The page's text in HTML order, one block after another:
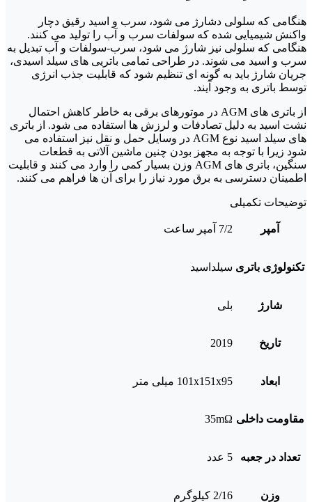
هنگامی که سلولی دشارژ می شود، سرب و اسید رقیق دچار
واکنش شیمیایی شده که سولفات سرب و آب را تولید می کنند.
هنگامی که سلولی نیز شارژ می شود، سرب-سولفات و آب تبدیل به
سرب و اسید می شوند. در طراحی تمامی باتریی های سیلد اسیدی،
جریان شارژ باید به گونه ای تنظیم شود که قابلیت جذب انرژی
توسط باتری به وجود آیند.
از باتری های AGM در موتورهای برقی به خاطر کاهش احتمال
نشت اسید به دلیل تصادفات و لرزش ها استفاده می شود. از باتری
های سیلد اسید نوع AGM در وسایل حمل و نقل نیز استفاده می
شود زیرا با توجه به مجهز بودن چنین ماشین آلاتی به قطعات
سنگین، باتری های AGM وزن بسیار کمی را وارد می کنند و قابلیت
اطمینان دسترسی به برق مورد نیاز را برای آن ها فراهم می کنند.
توضیحات تکمیلی
آمپر 7/2 آمپر ساعت
تکنولوژی باتری سیلداسید
شارژ بلی
تاریخ 2019
ابعاد 101x151x95 میلی متر
مقاومت داخلی 35mΩ
تعداد در جعبه 5 عدد
وزن 2/16 کیلوگرم